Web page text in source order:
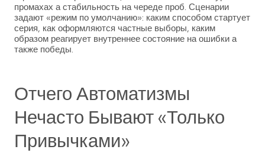
промахах а стабильность на череде проб. Сценарии
задают «режим по умолчанию»: каким способом стартует
серия, как оформляются частные выборы, каким
образом реагирует внутреннее состояние на ошибки а
также победы.
Отчего Автоматизмы
Нечасто Бывают «только
Привычками»